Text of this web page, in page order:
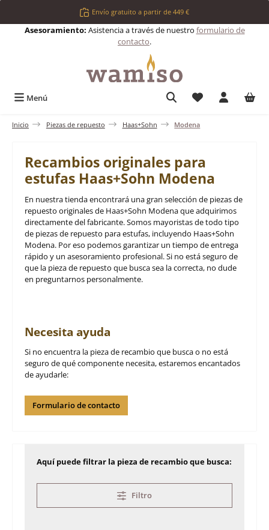
Saltar al contenido principalEnvío gratuito a partir de 449 €
Asesoramiento: Asistencia a través de nuestro formulario de
contacto.
Menú Tienes 0
Inicio Piezas de repuesto Haas+Sohn Modena
Recambios originales para
estufas Haas+Sohn Modena
En nuestra tienda encontrará una gran selección de piezas de
repuesto originales de Haas+Sohn Modena que adquirimos
directamente del fabricante. Somos mayoristas de todo tipo
de piezas de repuesto para estufas, incluyendo Haas+Sohn
Modena. Por eso podemos garantizar un tiempo de entrega
rápido y un asesoramiento profesional. Si no está seguro de
que la pieza de repuesto que busca sea la correcta, no dude
en preguntarnos personalmente.
Necesita ayuda
Si no encuentra la pieza de recambio que busca o no está
seguro de qué componente necesita, estaremos encantados
de ayudarle:
Formulario de contacto
Aquí puede filtrar la pieza de recambio que busca:
Filtro